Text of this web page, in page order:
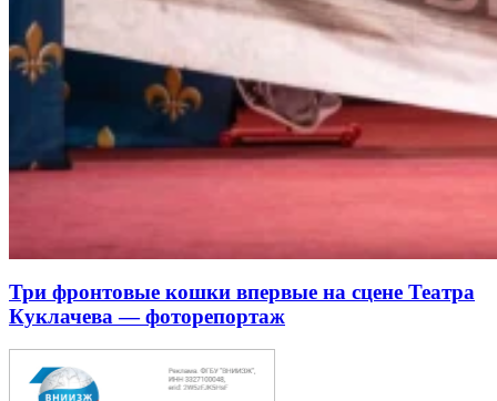
Три фронтовые кошки впервые на сцене Театра
Куклачева — фоторепортаж